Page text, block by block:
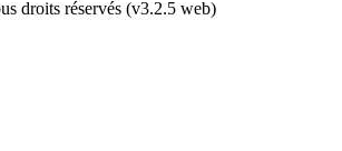
droits réservés (v3.2.5 web)